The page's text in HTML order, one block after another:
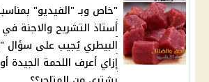
"خاص وبـ "الفيديو"
أستاذ التشريح والاجنة
البيطري يُجيب على سؤال
إزاي أعرف اللحمة الجيدة